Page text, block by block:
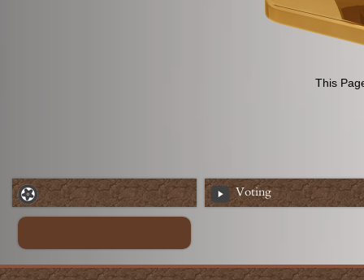
This
Voting